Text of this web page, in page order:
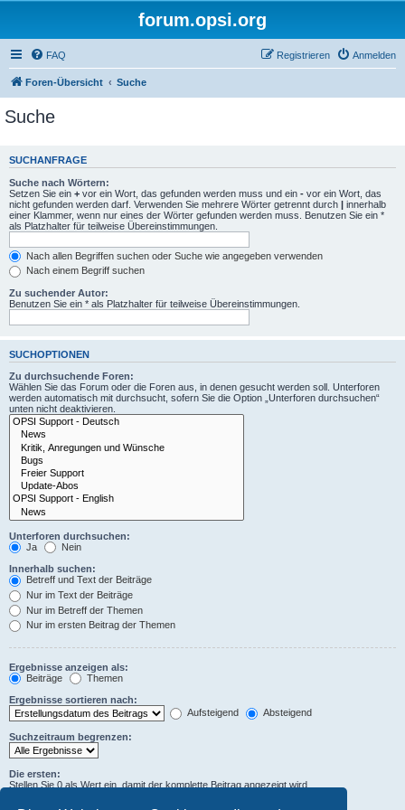
forum.opsi.org
FAQ Anmelden
Registrieren
Foren-Übersicht Suche
Suche
SUCHANFRAGE
Suche nach Wörtern:
Setzen Sie ein + vor ein Wort, das gefunden werden muss und ein - vor ein Wort, das
nicht gefunden werden darf. Verwenden Sie mehrere Wörter getrennt durch | innerhalb
einer Klammer, wenn nur eines der Wörter gefunden werden muss. Benutzen Sie ein *
als Platzhalter für teilweise Übereinstimmungen.
Nach allen Begriffen suchen oder Suche wie angegeben verwenden
Nach einem Begriff suchen
Zu suchender Autor:
Benutzen Sie ein * als Platzhalter für teilweise Übereinstimmungen.
SUCHOPTIONEN
Zu durchsuchende Foren:
Wählen Sie das Forum oder die Foren aus, in denen gesucht werden soll. Unterforen
werden automatisch mit durchsucht, sofern Sie die Option „Unterforen durchsuchen“
unten nicht deaktivieren.
Unterforen durchsuchen:
Ja
Nein
Innerhalb suchen:
Betreff und Text der Beiträge
Nur im Text der Beiträge
Nur im Betreff der Themen
Nur im ersten Beitrag der Themen
Ergebnisse anzeigen als:
Beiträge
Themen
Ergebnisse sortieren nach:
Aufsteigend
Absteigend
Suchzeitraum begrenzen:
Die ersten:
Stellen Sie 0 als Wert ein, damit der komplette Beitrag angezeigt wird.